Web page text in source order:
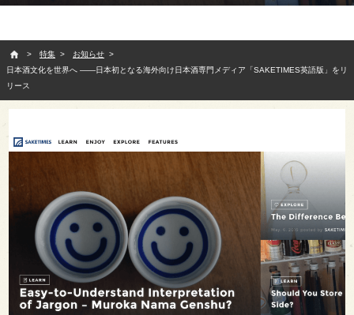
特集
お知らせ
日本酒文化を世界へ ――日本初となる海外向け日本酒専門メディア「SAKETIMES英語版」をリ
リース